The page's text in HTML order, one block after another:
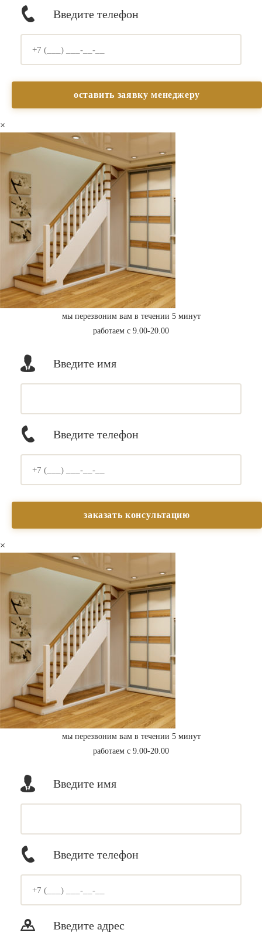
Введите телефон
×
мы перезвоним вам в течении 5 минут
работаем с 9.00-20.00
Введите имя
Введите телефон
×
мы перезвоним вам в течении 5 минут
работаем с 9.00-20.00
Введите имя
Введите телефон
Введите адрес